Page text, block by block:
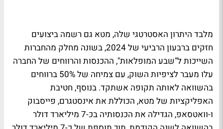
מלבד היתרון האסטרטגי שלה, מטא גם רשמה ביצועים
חזקים ברבעון הרביעי של 2024, בשונה מחלק מהחברות
השייכות ל"שבע המופלאות", ההכנסות והרווחים של החברה
עלו מעבר לציפיות השוק, עם צמיחה של 50% ברווחים
בהשוואה לאותה תקופה אשתקד. בנוסף, חטיבת
האפליקציות של מטא, הכוללת את אינסטגרם, פייסבוק
ו-וואטסאפ, הגדילה את הכנסותיה בכ-7 מיליארד דולר